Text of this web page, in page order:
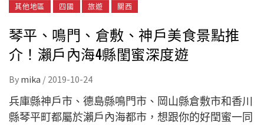
其他地區 四國 旅遊 關西
琴平、鳴門、倉敷、神戶美食景點推
介！瀨戶內海4縣閨蜜深度遊
By mika / 2019-10-24
兵庫縣神戶市、德島縣鳴門市、岡山縣倉敷市和香川
縣琴平町都屬於瀨戶內海都市，想跟你的好閏蜜一同